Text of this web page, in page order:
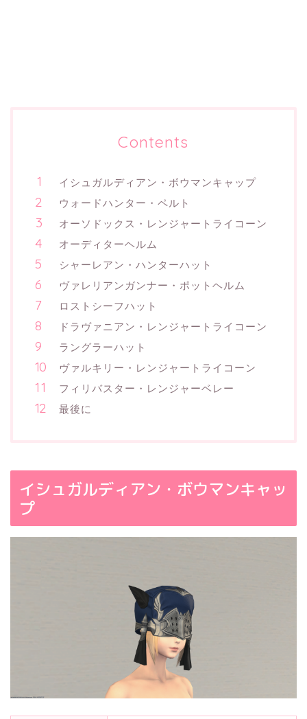
Contents
イシュガルディアン・ボウマンキャップ
ウォードハンター・ペルト
オーソドックス・レンジャートライコーン
オーディターヘルム
シャーレアン・ハンターハット
ヴァレリアンガンナー・ポットヘルム
ロストシーフハット
ドラヴァニアン・レンジャートライコーン
ラングラーハット
ヴァルキリー・レンジャートライコーン
フィリバスター・レンジャーベレー
最後に
イシュガルディアン・ボウマンキャッ
プ